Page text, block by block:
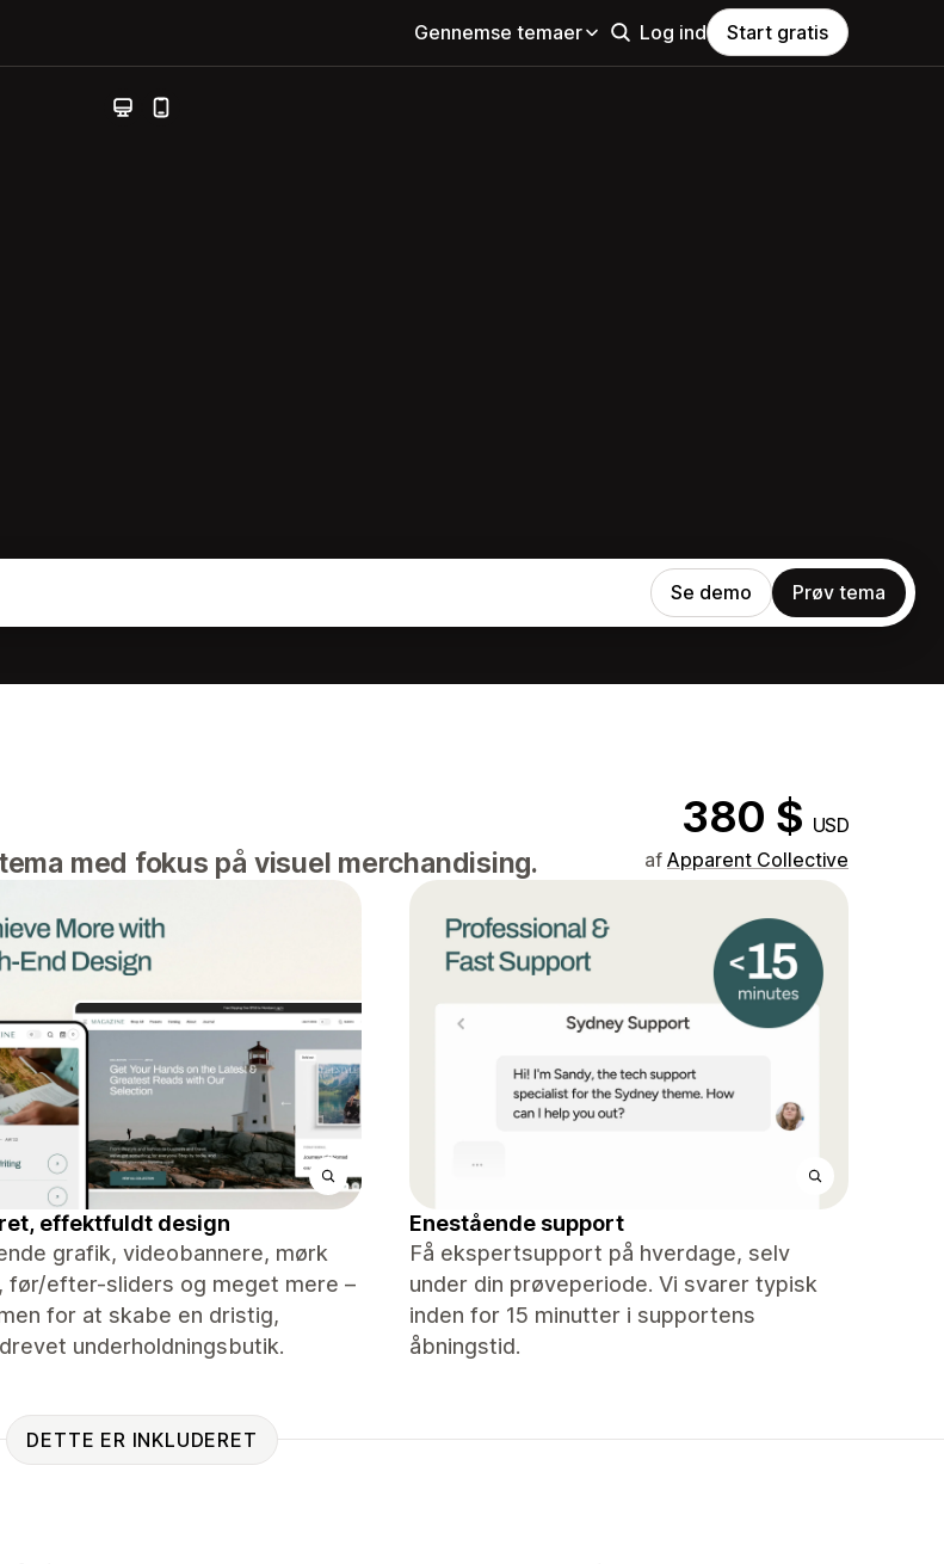
Gennemse temaer Log ind Start gratis
Se demo Prøv tema
380 $ USD
med fokus på visuel merchandising. af Apparent Collective
effektfuldt design
grafik, videobannere, mørk
før/efter-sliders og meget mere –
for at skabe en dristig,
underholdningsbutik.
Enestående support
Få ekspertsupport på hverdage, selv
under din prøveperiode. Vi svarer typisk
inden for 15 minutter i supportens
åbningstid.
DETTE ER INKLUDERET